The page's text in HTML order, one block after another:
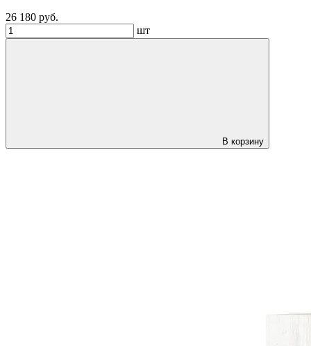
26 180 руб.
шт
В корзину